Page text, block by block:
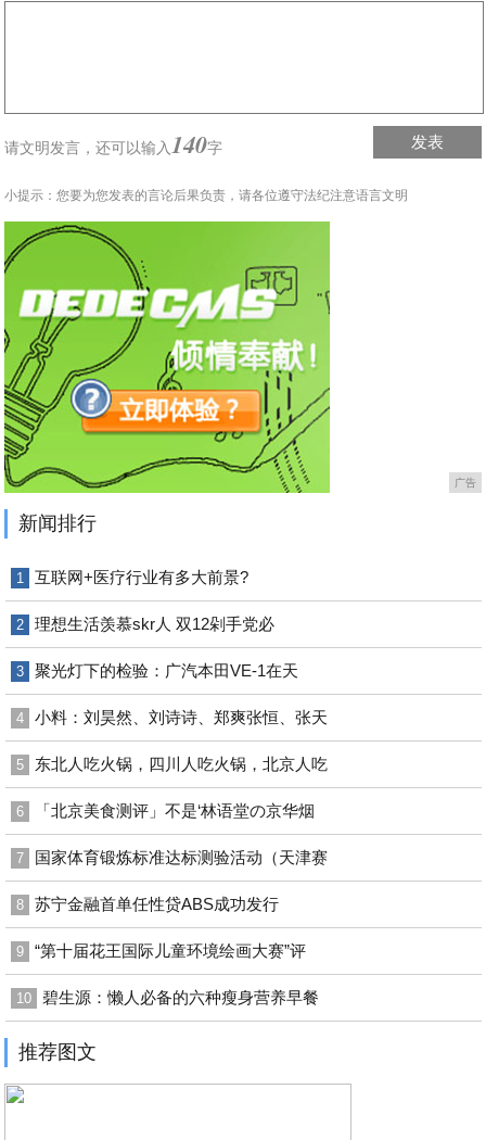
请文明发言，还可以输入 140字 发表
小提示：您要为您发表的言论后果负责，请各位遵守法纪注意语言文明
广告
新闻排行
1 互联网+医疗行业有多大前景?
2 理想生活羡慕skr人 双12剁手党必
3 聚光灯下的检验：广汽本田VE-1在天
4 小料：刘昊然、刘诗诗、郑爽张恒、张天
5 东北人吃火锅，四川人吃火锅，北京人吃
6 「北京美食测评」不是‘林语堂の京华烟
7 国家体育锻炼标准达标测验活动（天津赛
8 苏宁金融首单任性贷ABS成功发行
9 “第十届花王国际儿童环境绘画大赛”评
10 碧生源：懒人必备的六种瘦身营养早餐
推荐图文